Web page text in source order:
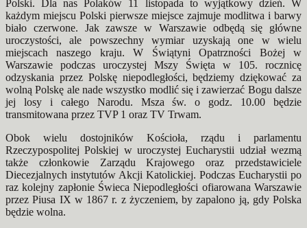
Polski. Dla nas Polaków 11 listopada to wyjątkowy dzień. W
każdym miejscu Polski pierwsze miejsce zajmuje modlitwa i barwy
biało czerwone. Jak zawsze w Warszawie odbędą się główne
uroczystości, ale powszechny wymiar uzyskają one w wielu
miejscach naszego kraju. W Świątyni Opatrzności Bożej w
Warszawie podczas uroczystej Mszy Święta w 105. rocznicę
odzyskania przez Polskę niepodległości, będziemy dziękować za
wolną Polskę ale nade wszystko modlić się i zawierzać Bogu dalsze
jej losy i całego Narodu. Msza św. o godz. 10.00 będzie
transmitowana przez TVP 1 oraz TV Trwam.
Obok wielu dostojników Kościoła, rządu i parlamentu
Rzeczypospolitej Polskiej w uroczystej Eucharystii udział wezmą
także członkowie Zarządu Krajowego oraz przedstawiciele
Diecezjalnych instytutów Akcji Katolickiej. Podczas Eucharystii po
raz kolejny zapłonie Świeca Niepodległości ofiarowana Warszawie
przez Piusa IX w 1867 r. z życzeniem, by zapalono ją, gdy Polska
będzie wolna.